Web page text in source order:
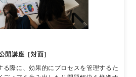
開講座［対面］
る際に、効果的にプロセスを管理するた